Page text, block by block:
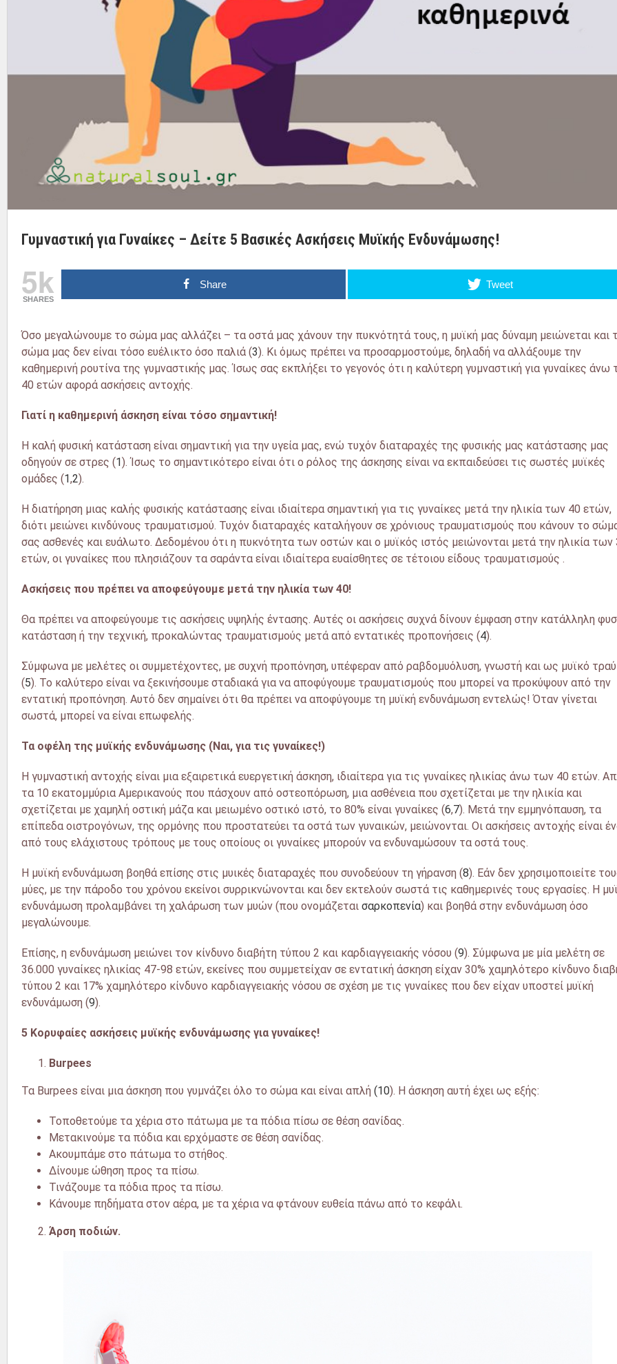
Γυμναστική για Γυναίκες – Δείτε 5 Βασικές Ασκήσεις Μυϊκής Ενδυνάμωσης!
5k
SHARES
Share Tweet
Όσο μεγαλώνουμε το σώμα μας αλλάζει – τα οστά μας χάνουν την πυκνότητά τους, η μυϊκή μας δύναμη μειώνεται και
σώμα μας δεν είναι τόσο ευέλικτο όσο παλιά (3). Κι όμως πρέπει να προσαρμοστούμε, δηλαδή να αλλάξουμε την
καθημερινή ρουτίνα της γυμναστικής μας. Ίσως σας εκπλήξει το γεγονός ότι η καλύτερη γυμναστική για γυναίκες άνω
40 ετών αφορά ασκήσεις αντοχής.
Γιατί η καθημερινή άσκηση είναι τόσο σημαντική!
Η καλή φυσική κατάσταση είναι σημαντική για την υγεία μας, ενώ τυχόν διαταραχές της φυσικής μας κατάστασης μας
οδηγούν σε στρες (1). Ίσως το σημαντικότερο είναι ότι ο ρόλος της άσκησης είναι να εκπαιδεύσει τις σωστές μυϊκές
ομάδες (1,2).
Η διατήρηση μιας καλής φυσικής κατάστασης είναι ιδιαίτερα σημαντική για τις γυναίκες μετά την ηλικία των 40 ετών,
διότι μειώνει κινδύνους τραυματισμού. Τυχόν διαταραχές καταλήγουν σε χρόνιους τραυματισμούς που κάνουν το
σας ασθενές και ευάλωτο. Δεδομένου ότι η πυκνότητα των οστών και ο μυϊκός ιστός μειώνονται μετά την ηλικία των
ετών, οι γυναίκες που πλησιάζουν τα σαράντα είναι ιδιαίτερα ευαίσθητες σε τέτοιου είδους τραυματισμούς .
Ασκήσεις που πρέπει να αποφεύγουμε μετά την ηλικία των 40!
Θα πρέπει να αποφεύγουμε τις ασκήσεις υψηλής έντασης. Αυτές οι ασκήσεις συχνά δίνουν έμφαση στην κατάλληλη
κατάσταση ή την τεχνική, προκαλώντας τραυματισμούς μετά από εντατικές προπονήσεις (4).
Σύμφωνα με μελέτες οι συμμετέχοντες, με συχνή προπόνηση, υπέφεραν από ραβδομυόλυση, γνωστή και ως μυϊκό
(5). Το καλύτερο είναι να ξεκινήσουμε σταδιακά για να αποφύγουμε τραυματισμούς που μπορεί να προκύψουν από την
εντατική προπόνηση. Αυτό δεν σημαίνει ότι θα πρέπει να αποφύγουμε τη μυϊκή ενδυνάμωση εντελώς! Όταν γίνεται
σωστά, μπορεί να είναι επωφελής.
Τα οφέλη της μυϊκής ενδυνάμωσης (Ναι, για τις γυναίκες!)
Η γυμναστική αντοχής είναι μια εξαιρετικά ευεργετική άσκηση, ιδιαίτερα για τις γυναίκες ηλικίας άνω των 40 ετών.
τα 10 εκατομμύρια Αμερικανούς που πάσχουν από οστεοπόρωση, μια ασθένεια που σχετίζεται με την ηλικία και
σχετίζεται με χαμηλή οστική μάζα και μειωμένο οστικό ιστό, το 80% είναι γυναίκες (6,7). Μετά την εμμηνόπαυση, τα
επίπεδα οιστρογόνων, της ορμόνης που προστατεύει τα οστά των γυναικών, μειώνονται. Οι ασκήσεις αντοχής είναι
από τους ελάχιστους τρόπους με τους οποίους οι γυναίκες μπορούν να ενδυναμώσουν τα οστά τους.
Η μυϊκή ενδυνάμωση βοηθά επίσης στις μυικές διαταραχές που συνοδεύουν τη γήρανση (8). Εάν δεν χρησιμοποιείτε
μύες, με την πάροδο του χρόνου εκείνοι συρρικνώνονται και δεν εκτελούν σωστά τις καθημερινές τους εργασίες. Η
ενδυνάμωση προλαμβάνει τη χαλάρωση των μυών (που ονομάζεται σαρκοπενία) και βοηθά στην ενδυνάμωση όσο
μεγαλώνουμε.
Επίσης, η ενδυνάμωση μειώνει τον κίνδυνο διαβήτη τύπου 2 και καρδιαγγειακής νόσου (9). Σύμφωνα με μία μελέτη σε
36.000 γυναίκες ηλικίας 47-98 ετών, εκείνες που συμμετείχαν σε εντατική άσκηση είχαν 30% χαμηλότερο κίνδυνο
τύπου 2 και 17% χαμηλότερο κίνδυνο καρδιαγγειακής νόσου σε σχέση με τις γυναίκες που δεν είχαν υποστεί μυϊκή
ενδυνάμωση (9).
5 Κορυφαίες ασκήσεις μυϊκής ενδυνάμωσης για γυναίκες!
Burpees
Τα Burpees είναι μια άσκηση που γυμνάζει όλο το σώμα και είναι απλή (10). Η άσκηση αυτή έχει ως εξής:
Τοποθετούμε τα χέρια στο πάτωμα με τα πόδια πίσω σε θέση σανίδας.
Μετακινούμε τα πόδια και ερχόμαστε σε θέση σανίδας.
Ακουμπάμε στο πάτωμα το στήθος.
Δίνουμε ώθηση προς τα πίσω.
Τινάζουμε τα πόδια προς τα πίσω.
Κάνουμε πηδήματα στον αέρα, με τα χέρια να φτάνουν ευθεία πάνω από το κεφάλι.
Άρση ποδιών.